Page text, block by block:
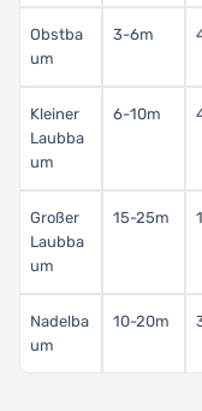
Obstba
um
3-6m
Kleiner
Laubba
um
6-10m
Großer
Laubba
um
15-25m
Nadelba
um
10-20m